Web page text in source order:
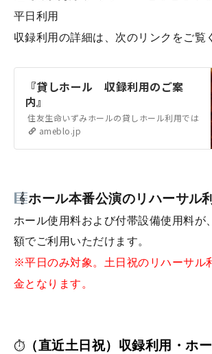
平日利用
収録利用の詳細は、次のリンクをご覧
『貸しホール 収録利用のご案
内』
住友生命いずみホールの貸しホール利用では
ameblo.jp
ホール本番公演のリハーサル
ホール使用料および付帯設備使用料が
額でご利用いただけます。
※平日のみ対象。土日祝のリハーサル
金となります。
⏱ （直近土日祝）収録利用・ホ